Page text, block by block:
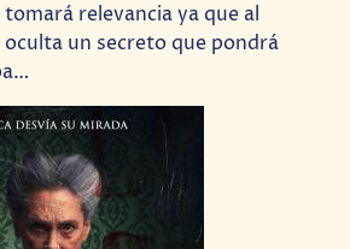
relevancia ya que al
oculta un secreto que pondrá